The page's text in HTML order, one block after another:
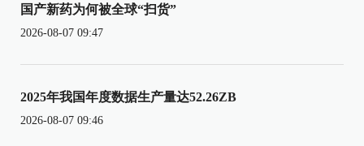
国产新药为何被全球“扫货”
2026-08-07 09:47
2025年我国年度数据生产量达52.26ZB
2026-08-07 09:46